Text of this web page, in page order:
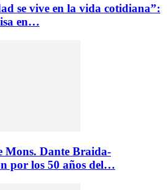
se vive en la vida cotidiana”:
en…
Mons. Dante Braida-
por los 50 años del…